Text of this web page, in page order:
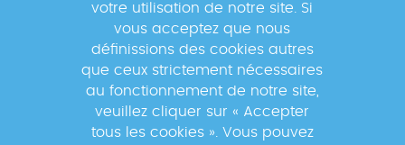
Inscrivez-vous à la newsletter pour
suivre les actualités du réseau GABRIEL
votre utilisation de notre site. Si
vous acceptez que nous
définissions des cookies autres
que ceux strictement nécessaires
au fonctionnement de notre site,
veuillez cliquer sur « Accepter
tous les cookies ». Vous pouvez